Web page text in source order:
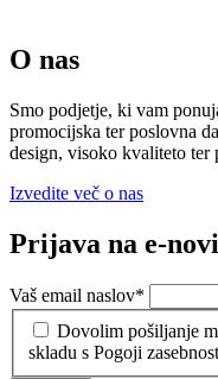
O nas
Smo podjetje, ki vam
promocijska ter poslovna
design, visoko kvaliteto ter
Izvedite več o nas
Prijava na e-
Vaš email naslov*
Dovolim pošiljanje
skladu s Pogoji